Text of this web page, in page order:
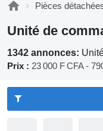
Pièces
Unité de
1342 annonces:
Prix : 23 000 F CFA -